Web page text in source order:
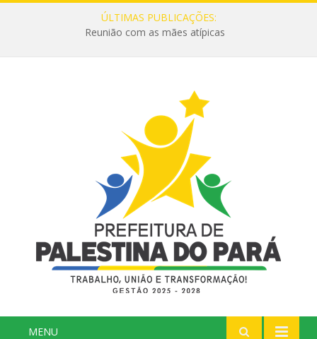
ÚLTIMAS PUBLICAÇÕES:
Reunião com as mães atípicas
MENU